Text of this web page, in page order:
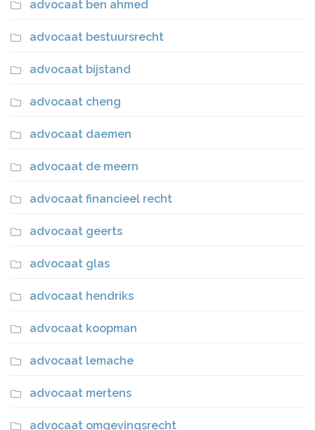
advocaat ben ahmed
advocaat bestuursrecht
advocaat bijstand
advocaat cheng
advocaat daemen
advocaat de meern
advocaat financieel recht
advocaat geerts
advocaat glas
advocaat hendriks
advocaat koopman
advocaat lemache
advocaat mertens
advocaat omgevingsrecht